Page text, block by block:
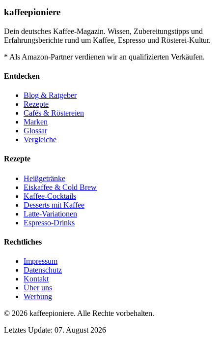
kaffeepioniere
Dein deutsches Kaffee-Magazin. Wissen, Zubereitungstipps und
Erfahrungsberichte rund um Kaffee, Espresso und Rösterei-Kultur.
* Als Amazon-Partner verdienen wir an qualifizierten Verkäufen.
Entdecken
Blog & Ratgeber
Rezepte
Cafés & Röstereien
Marken
Glossar
Vergleiche
Rezepte
Heißgetränke
Eiskaffee & Cold Brew
Kaffee-Cocktails
Desserts mit Kaffee
Latte-Variationen
Espresso-Drinks
Rechtliches
Impressum
Datenschutz
Kontakt
Über uns
Werbung
© 2026 kaffeepioniere. Alle Rechte vorbehalten.
Letztes Update: 07. August 2026